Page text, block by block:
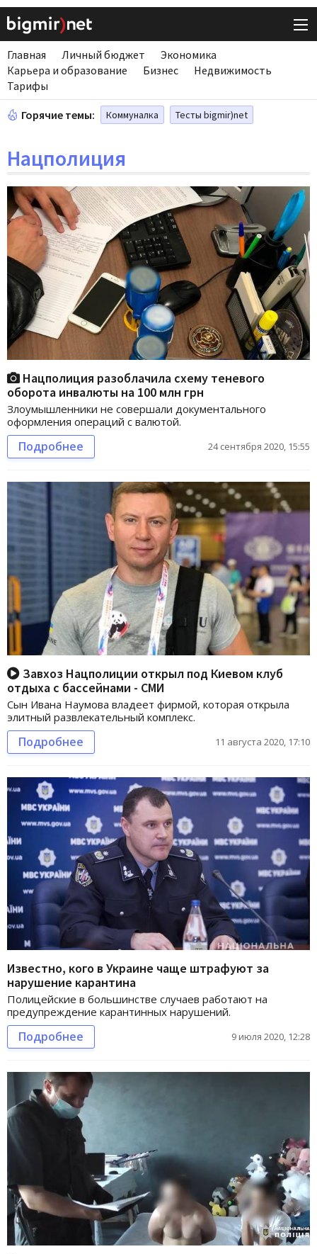
Главная Личный бюджет
Экономика
Карьера и образование
Бизнес
Недвижимость
Тарифы
Горячие темы: Коммуналка Тесты bigmir)net
Нацполиция
Нацполиция разоблачила схему теневого
оборота инвалюты на 100 млн грн
Злоумышленники не совершали документального
оформления операций с валютой.
Подробнее 24 сентября 2020, 15:55
Завхоз Нацполиции открыл под Киевом клуб
отдыха с бассейнами - СМИ
Сын Ивана Наумова владеет фирмой, которая открыла
элитный развлекательный комплекс.
Подробнее 11 августа 2020, 17:10
Известно, кого в Украине чаще штрафуют за
нарушение карантина
Полицейские в большинстве случаев работают на
предупреждение карантинных нарушений.
Подробнее 9 июля 2020, 12:28